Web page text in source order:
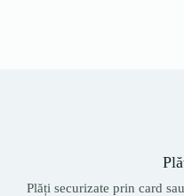
Plăți securizate prin card